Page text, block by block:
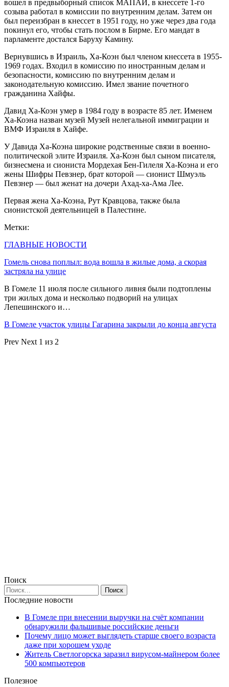
вошел в предвыборный список МАПАЙ, в кнессете 1-го
созыва работал в комиссии по внутренним делам. Затем он
был переизбран в кнессет в 1951 году, но уже через два года
покинул его, чтобы стать послом в Бирме. Его мандат в
парламенте достался Баруху Камину.
Вернувшись в Израиль, Ха-Коэн был членом кнессета в 1955-
1969 годах. Входил в комиссию по иностранным делам и
безопасности, комиссию по внутренним делам и
законодательную комиссию. Имел звание почетного
гражданина Хайфы.
Давид Ха-Коэн умер в 1984 году в возрасте 85 лет. Именем
Ха-Коэна назван музей Музей нелегальной иммиграции и
ВМФ Израиля в Хайфе.
У Давида Ха-Коэна широкие родственные связи в военно-
политической элите Израиля. Ха-Коэн был сыном писателя,
бизнесмена и сиониста Мордехая Бен-Гилеля Ха-Коэна и его
жены Шифры Певзнер, брат которой — сионист Шмуэль
Певзнер — был женат на дочери Ахад-ха-Ама Лее.
Первая жена Ха-Коэна, Рут Кравцова, также была
сионистской деятельницей в Палестине.
Метки:
ГЛАВНЫЕ НОВОСТИ
Гомель снова поплыл: вода вошла в жилые дома, а скорая
застряла на улице
В Гомеле 11 июля после сильного ливня были подтоплены
три жилых дома и несколько подворий на улицах
Лепешинского и…
В Гомеле участок улицы Гагарина закрыли до конца августа
Prev Next 1 из 2
Поиск
Последние новости
В Гомеле при внесении выручки на счёт компании
обнаружили фальшивые российские деньги
Почему лицо может выглядеть старше своего возраста
даже при хорошем уходе
Житель Светлогорска заразил вирусом-майнером более
500 компьютеров
Полезное